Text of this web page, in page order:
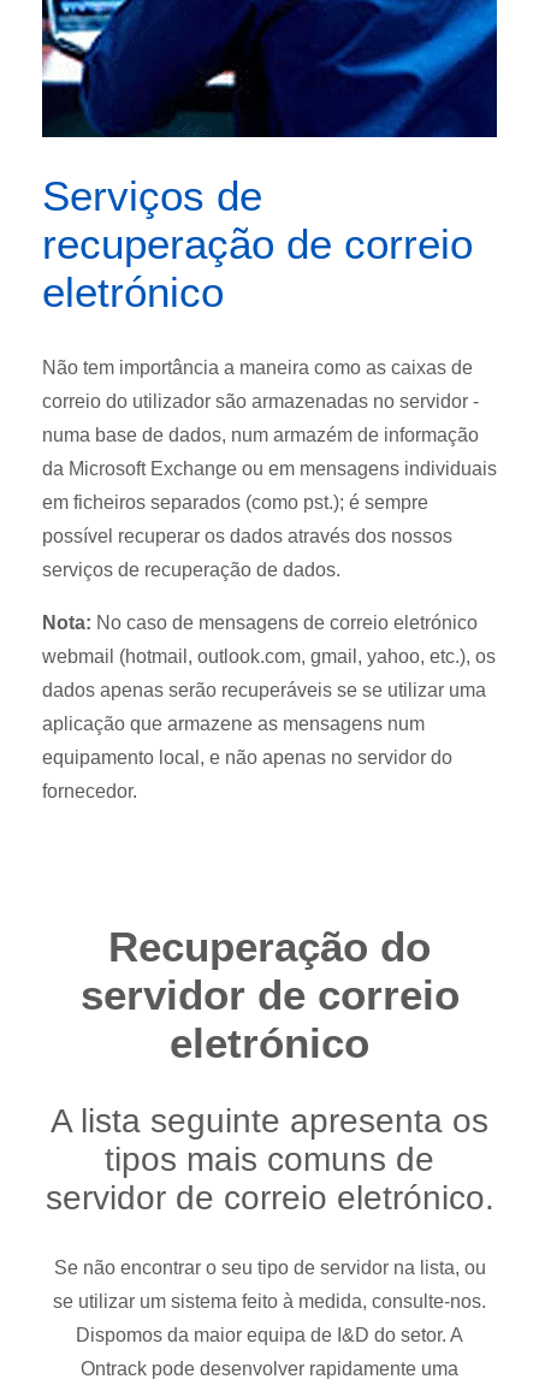
Serviços de
recuperação de correio
eletrónico
Não tem importância a maneira como as caixas de
correio do utilizador são armazenadas no servidor -
numa base de dados, num armazém de informação
da Microsoft Exchange ou em mensagens individuais
em ficheiros separados (como pst.); é sempre
possível recuperar os dados através dos nossos
serviços de recuperação de dados.
Nota: No caso de mensagens de correio eletrónico
webmail (hotmail, outlook.com, gmail, yahoo, etc.), os
dados apenas serão recuperáveis se se utilizar uma
aplicação que armazene as mensagens num
equipamento local, e não apenas no servidor do
fornecedor.
Recuperação do
servidor de correio
eletrónico
A lista seguinte apresenta os
tipos mais comuns de
servidor de correio eletrónico.
Se não encontrar o seu tipo de servidor na lista, ou
se utilizar um sistema feito à medida, consulte-nos.
Dispomos da maior equipa de I&D do setor. A
Ontrack pode desenvolver rapidamente uma